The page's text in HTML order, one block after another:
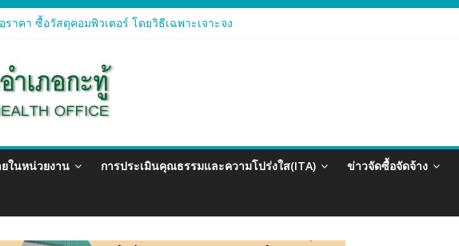
าคา ซื้อวัสดุคอมพิวเตอร์ โดยวิธีเฉพาะเจาะจง
า ซื้อวัสดุงานบ้านงานครัว โดยวิธีเฉพาะเจาะจง
าคา ซื้อวัสดุสำนักงาน โดยวิธีเฉพาะเจาะจง
ในหน่วยงาน การประเมินคุณธรรมและความโปร่งใส(ITA) ข่าวจัดซื้อจัดจ้าง